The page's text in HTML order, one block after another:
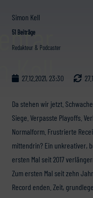
Simon Kell
51 Beiträge
Redakteur & Podcaster
27.12.2021, 23:30
Da stehen wir jetzt.
Siege. Verpasste Playoffs.
Normalform. Frustrierte
mittendrin? Ein unkreativer,
ersten Mal seit 2017
Zum ersten Mal seit zehn
Record enden. Zeit,